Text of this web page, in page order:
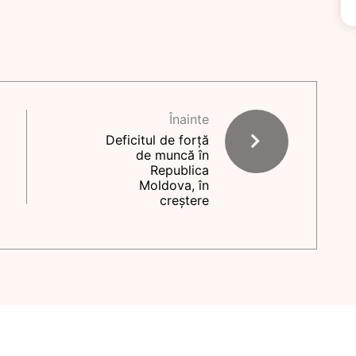
Înainte
Deficitul de forță
de muncă în
Republica
Moldova, în
creștere